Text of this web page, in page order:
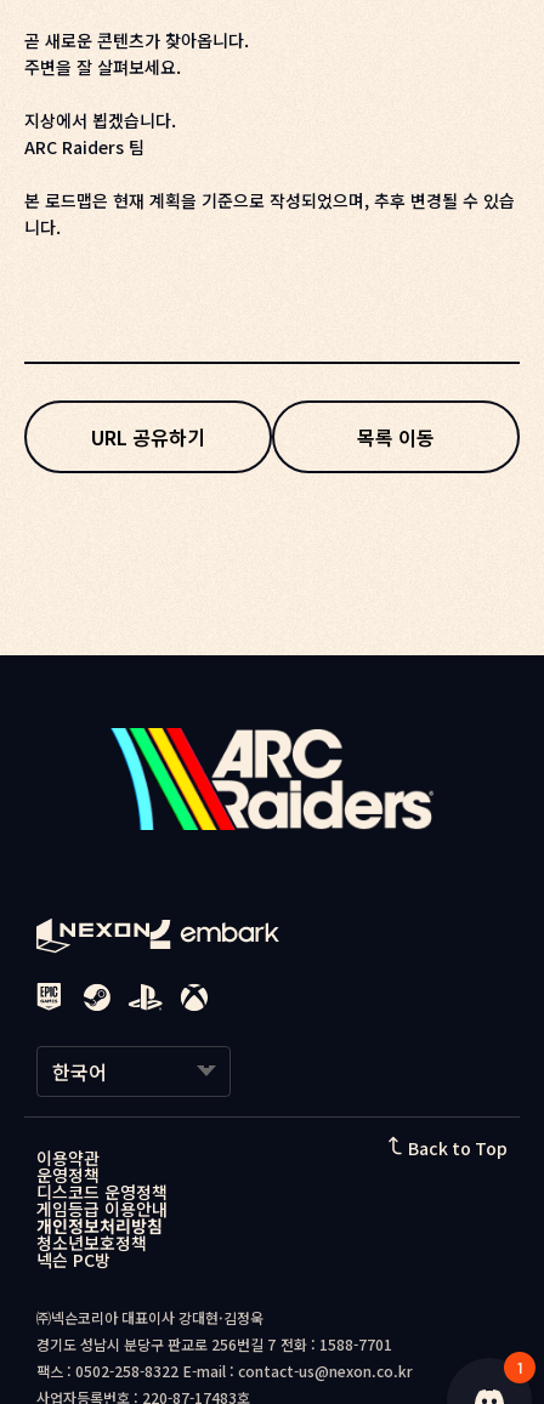
1
곧 새로운 콘텐츠가 찾아옵니다.
주변을 잘 살펴보세요.
지상에서 뵙겠습니다.
ARC Raiders 팀
본 로드맵은 현재 계획을 기준으로 작성되었으며, 추후 변경될 수 있습
니다.
URL 공유하기 목록 이동
한국어
日本語
이용약관
운영정책
디스코드 운영정책
게임등급 이용안내
개인정보처리방침
청소년보호정책
넥슨 PC방
Back to Top
㈜넥슨코리아 대표이사 강대현·김정욱
경기도 성남시 분당구 판교로 256번길 7 전화 : 1588-7701
팩스 : 0502-258-8322 E-mail : contact-us@nexon.co.kr
사업자등록번호 : 220-87-17483호